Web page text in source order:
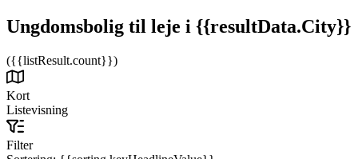
Ungdomsbolig til leje i {{resultData.City}}
({{listResult.count}})
Kort
Listevisning
Filter